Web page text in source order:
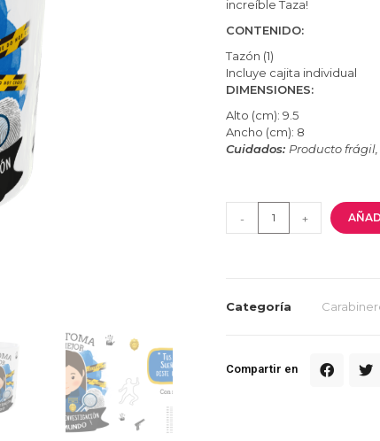
increíble Taza!
CONTENIDO:
Tazón (1)
Incluye cajita individual
DIMENSIONES:
Alto (cm): 9.5
Ancho (cm): 8
Cuidados: Producto
- +
Categoría
Compartir en